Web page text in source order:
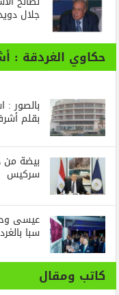
جلال
حكاوي الغردقة
بالصور :
بقلم
بيضة من
سركيس
عيسى
سبا
كاتب ومقال